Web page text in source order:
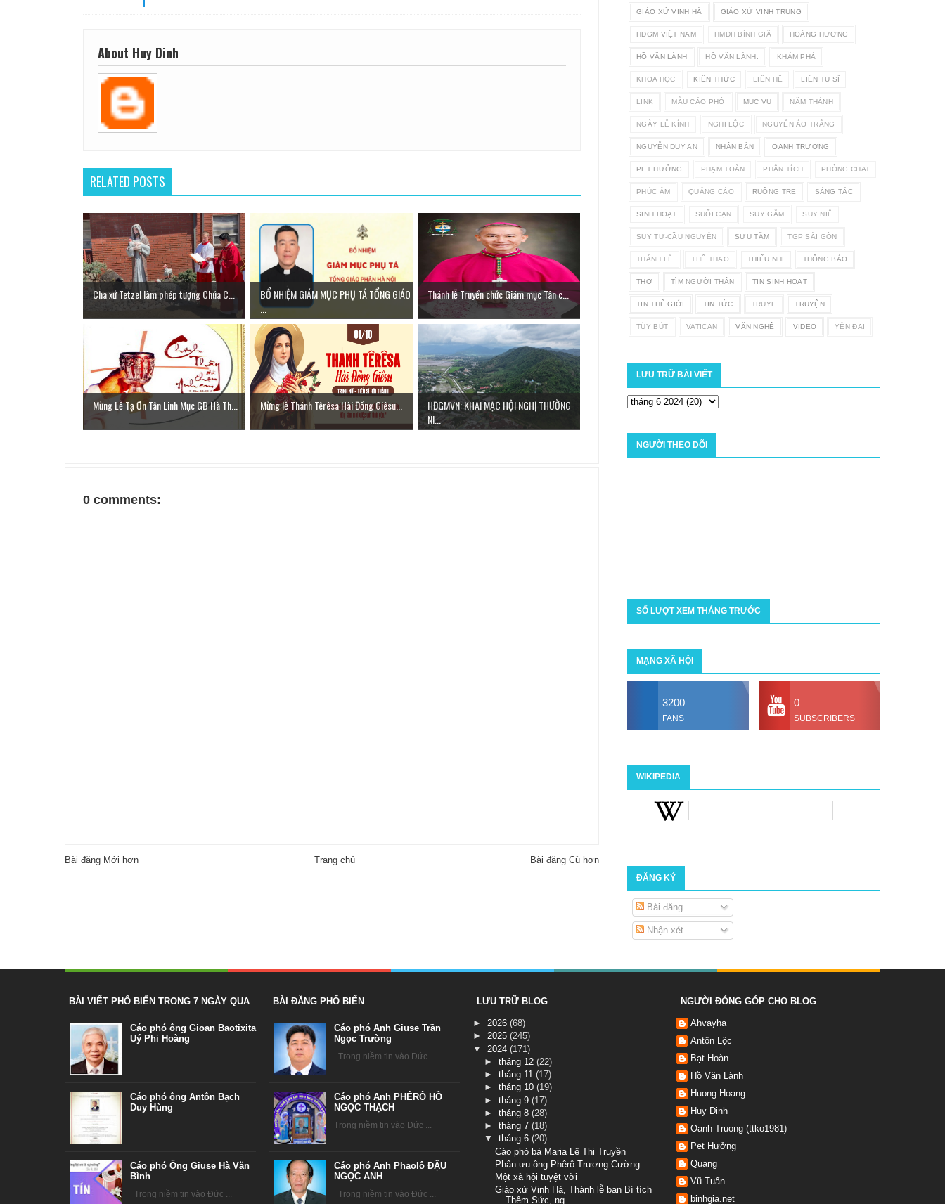
About Huy Dinh
RELATED POSTS
Cha xứ Tetzel làm phép tượng Chúa C...
BỔ NHIỆM GIÁM MỤC PHỤ TÁ TỔNG GIÁO
...
Thánh lễ Truyền chức Giám mục Tân c...
Mừng Lễ Tạ Ơn Tân Linh Mục GB Hà Th... Mừng lễ Thánh Têrêsa Hài Đồng Giêsu...
HĐGMVN: KHAI MẠC HỘI NGHỊ THƯỜNG
NI...
0 comments:
Bài đăng Mới hơn Bài đăng Cũ hơn
Trang chủ
GIÁO XỨ VINH HÀ GIÁO XỨ VINH TRUNG
HDGM VIỆT NAM HMĐH BÌNH GIÃ HOÀNG HƯƠNG
HỒ VĂN LÀNH HỒ VĂN LÀNH. KHÁM PHÁ
KHOA HỌC KIẾN THỨC LIÊN HỆ LIÊN TU SĨ
LINK MẪU CÁO PHÓ MỤC VỤ NĂM THÁNH
NGÀY LỄ KÍNH NGHI LỘC NGUYỄN ÁO TRẮNG
NGUYỄN DUY AN NHÂN BẢN OANH TRƯƠNG
PET HƯỞNG PHẠM TOÀN PHÂN TÍCH PHÒNG CHAT
PHÚC ÂM QUẢNG CÁO RUỘNG TRE SÁNG TÁC
SINH HOẠT SUỐI CẠN SUY GẪM SUY NIÊ
SUY TƯ-CẦU NGUYỆN SƯU TẦM TGP SÀI GÒN
THÁNH LỄ THỂ THAO THIẾU NHI THÔNG BÁO
THƠ TÌM NGƯỜI THÂN TIN SINH HOẠT
TIN THẾ GIỚI TIN TỨC TRUYE TRUYỆN
TÙY BÚT VATICAN VĂN NGHỆ VIDEO YÊN ĐẠI
LƯU TRỮ BÀI VIẾT
NGƯỜI THEO DÕI
SỐ LƯỢT XEM THÁNG TRƯỚC
MẠNG XÃ HỘI
3200
FANS
0
SUBSCRIBERS
WIKIPEDIA
ĐĂNG KÝ
Bài đăng
Nhận xét
BÀI VIẾT PHỔ BIẾN TRONG 7 NGÀY QUA
Cáo phó ông Gioan Baotixita
Uý Phi Hoàng
Cáo phó ông Antôn Bạch
Duy Hùng
Cáo phó Ông Giuse Hà Văn
Bình
Trong niềm tin vào Đức ...
BÀI ĐĂNG PHỔ BIẾN
Cáo phó Anh Giuse Trần
Ngọc Trường
Trong niềm tin vào Đức ...
Cáo phó Anh PHÊRÔ HỒ
NGỌC THẠCH
Trong niềm tin vào Đức ...
Cáo phó Anh Phaolô ĐẬU
NGỌC ANH
Trong niềm tin vào Đức ...
LƯU TRỮ BLOG
► 2026 (68)
► 2025 (245)
▼ 2024 (171)
► tháng 12 (22)
► tháng 11 (17)
► tháng 10 (19)
► tháng 9 (17)
► tháng 8 (28)
► tháng 7 (18)
▼ tháng 6 (20)
Cáo phó bà Maria Lê Thị Truyền
Phân ưu ông Phêrô Trương Cường
Một xã hội tuyệt vời
Giáo xứ Vinh Hà, Thánh lễ ban Bí tích
Thêm Sức, ng...
NGƯỜI ĐÓNG GÓP CHO BLOG
Ahvayha
Antôn Lộc
Bạt Hoàn
Hồ Văn Lành
Huong Hoang
Huy Dinh
Oanh Truong (ttko1981)
Pet Hưởng
Quang
Vũ Tuấn
binhgia.net